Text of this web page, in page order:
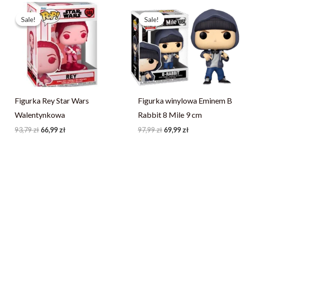
Sale!
Sale!
Figurka Rey Star Wars
Walentynkowa
93,79zł
Pierwotna
cena
wynosiła:
93,79 zł.
66,99 zł
Aktualna
cena
wynosi:
66,99 zł.
Sale!
Sale!
Figurka winylowa Eminem B
Rabbit 8 Mile 9 cm
97,99zł
cena
wynosiła:
97,99 zł.
69,99 zł
cena
wynosi:
69,99 zł.